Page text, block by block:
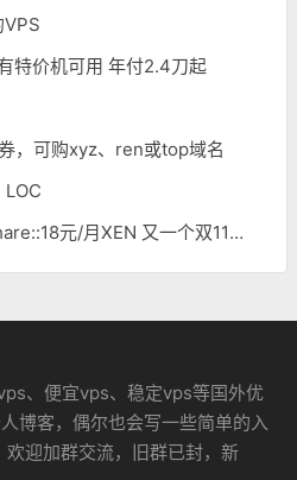
特价机可用 年付2.4刀起
，可购xyz、ren或top域名
LOC
（主机分享组织）Hostshare::18元/月XEN 又一个双11促销
、便宜vps、稳定vps等国外优
博客，偶尔也会写一些简单的入
迎加群交流，旧群已封，新